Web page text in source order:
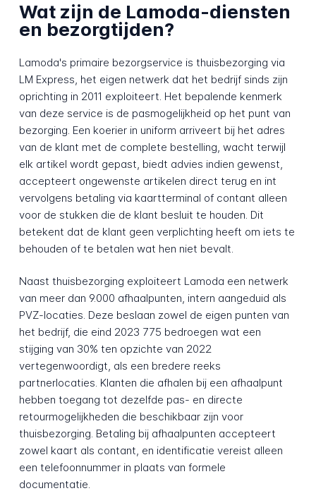
Wat zijn de Lamoda-diensten
en bezorgtijden?
Lamoda's primaire bezorgservice is thuisbezorging via
LM Express, het eigen netwerk dat het bedrijf sinds zijn
oprichting in 2011 exploiteert. Het bepalende kenmerk
van deze service is de pasmogelijkheid op het punt van
bezorging. Een koerier in uniform arriveert bij het adres
van de klant met de complete bestelling, wacht terwijl
elk artikel wordt gepast, biedt advies indien gewenst,
accepteert ongewenste artikelen direct terug en int
vervolgens betaling via kaartterminal of contant alleen
voor de stukken die de klant besluit te houden. Dit
betekent dat de klant geen verplichting heeft om iets te
behouden of te betalen wat hen niet bevalt.
Naast thuisbezorging exploiteert Lamoda een netwerk
van meer dan 9.000 afhaalpunten, intern aangeduid als
PVZ-locaties. Deze beslaan zowel de eigen punten van
het bedrijf, die eind 2023 775 bedroegen wat een
stijging van 30% ten opzichte van 2022
vertegenwoordigt, als een bredere reeks
partnerlocaties. Klanten die afhalen bij een afhaalpunt
hebben toegang tot dezelfde pas- en directe
retourmogelijkheden die beschikbaar zijn voor
thuisbezorging. Betaling bij afhaalpunten accepteert
zowel kaart als contant, en identificatie vereist alleen
een telefoonnummer in plaats van formele
documentatie.